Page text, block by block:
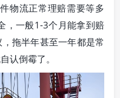
物流正常理赔需要等多
，一般1-3个月能拿到赔
拖半年甚至一年都是常
认倒霉了。